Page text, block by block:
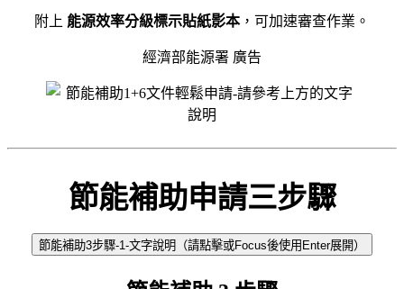
附上 能源效率分級標示貼紙影本，可加速審查作業。
經濟部能源署 廣告
節能補助申請三步驟
節能補助3步驟-1-文字說明（請點擊或Focus後使用Enter展開）